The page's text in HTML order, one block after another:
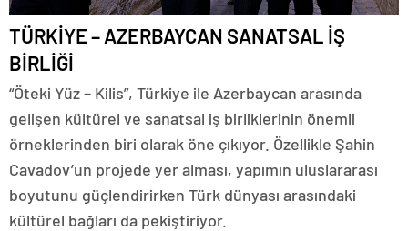
TÜRKİYE – AZERBAYCAN SANATSAL İŞ
BİRLİĞİ
“Öteki Yüz – Kilis”, Türkiye ile Azerbaycan arasında
gelişen kültürel ve sanatsal iş birliklerinin önemli
örneklerinden biri olarak öne çıkıyor. Özellikle Şahin
Cavadov’un projede yer alması, yapımın uluslararası
boyutunu güçlendirirken Türk dünyası arasındaki
kültürel bağları da pekiştiriyor.